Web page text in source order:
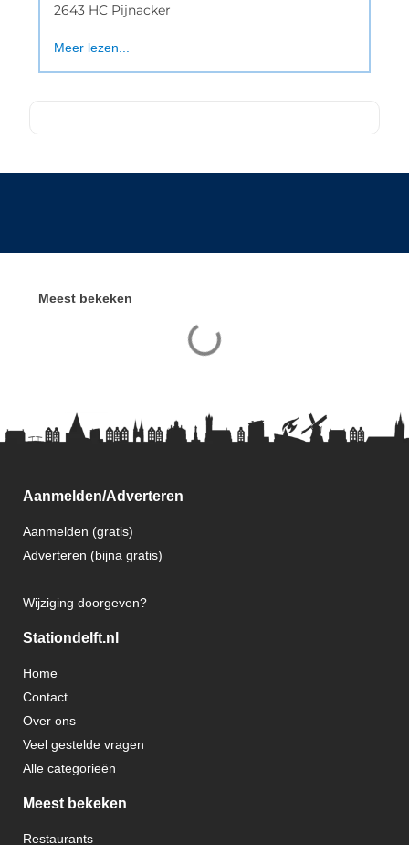
2643 HC Pijnacker
Meer lezen...
Meest bekeken
Aanmelden/Adverteren
Aanmelden (gratis)
Adverteren (bijna gratis)
Wijziging doorgeven?
Stationdelft.nl
Home
Contact
Over ons
Veel gestelde vragen
Alle categorieën
Meest bekeken
Restaurants